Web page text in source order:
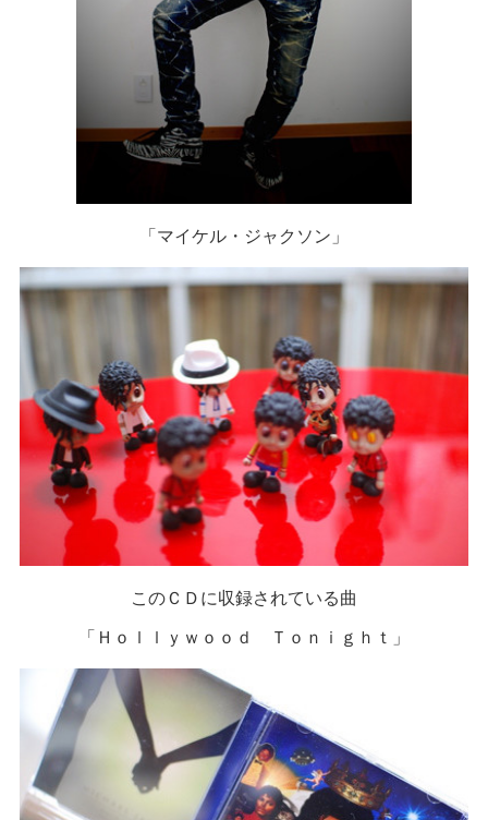
「マイケル・ジャクソン」
このＣＤに収録されている曲
「Ｈｏｌｌｙｗｏｏｄ Ｔｏｎｉｇｈｔ」